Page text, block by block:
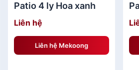
Patio 4 ly Hoa xanh
Liên hệ
Liên hệ Mekoong